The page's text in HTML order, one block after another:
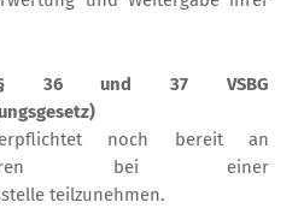
§ 36 und 37 VSBG
noch bereit an
bei einer
teilzunehmen.